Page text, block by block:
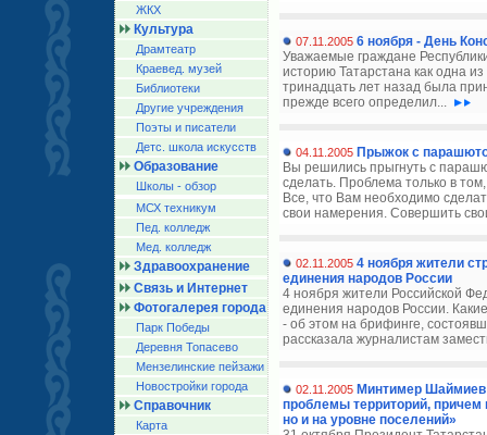
ЖКХ
Культура
Драмтеатр
Краевед. музей
Библиотеки
Другие учреждения
Поэты и писатели
Детс. школа искусств
Образование
Школы - обзор
МСХ техникум
Пед. колледж
Мед. колледж
Здравоохранение
Связь и Интернет
Фотогалерея города
Парк Победы
Деревня Топасево
Мензелинские пейзажи
Новостройки города
Справочник
Карта
07.11.2005 6 ноября - День
Уважаемые граждане
историю Татарстана как одна
тринадцать лет назад была
прежде всего определил...
04.11.2005 Прыжок с
Вы решились прыгнуть с
сделать. Проблема только в
Все, что Вам необходимо
свои намерения. Совершить
02.11.2005 4 ноября жители
единения народов России
4 ноября жители Российской
единения народов России.
- об этом на брифинге,
рассказала журналистам
02.11.2005 Минтимер
проблемы территорий, причем
но и на уровне поселений»